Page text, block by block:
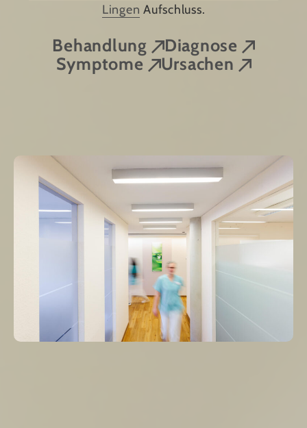
Lingen Aufschluss.
Behandlung
Diagnose
Symptome
Ursachen